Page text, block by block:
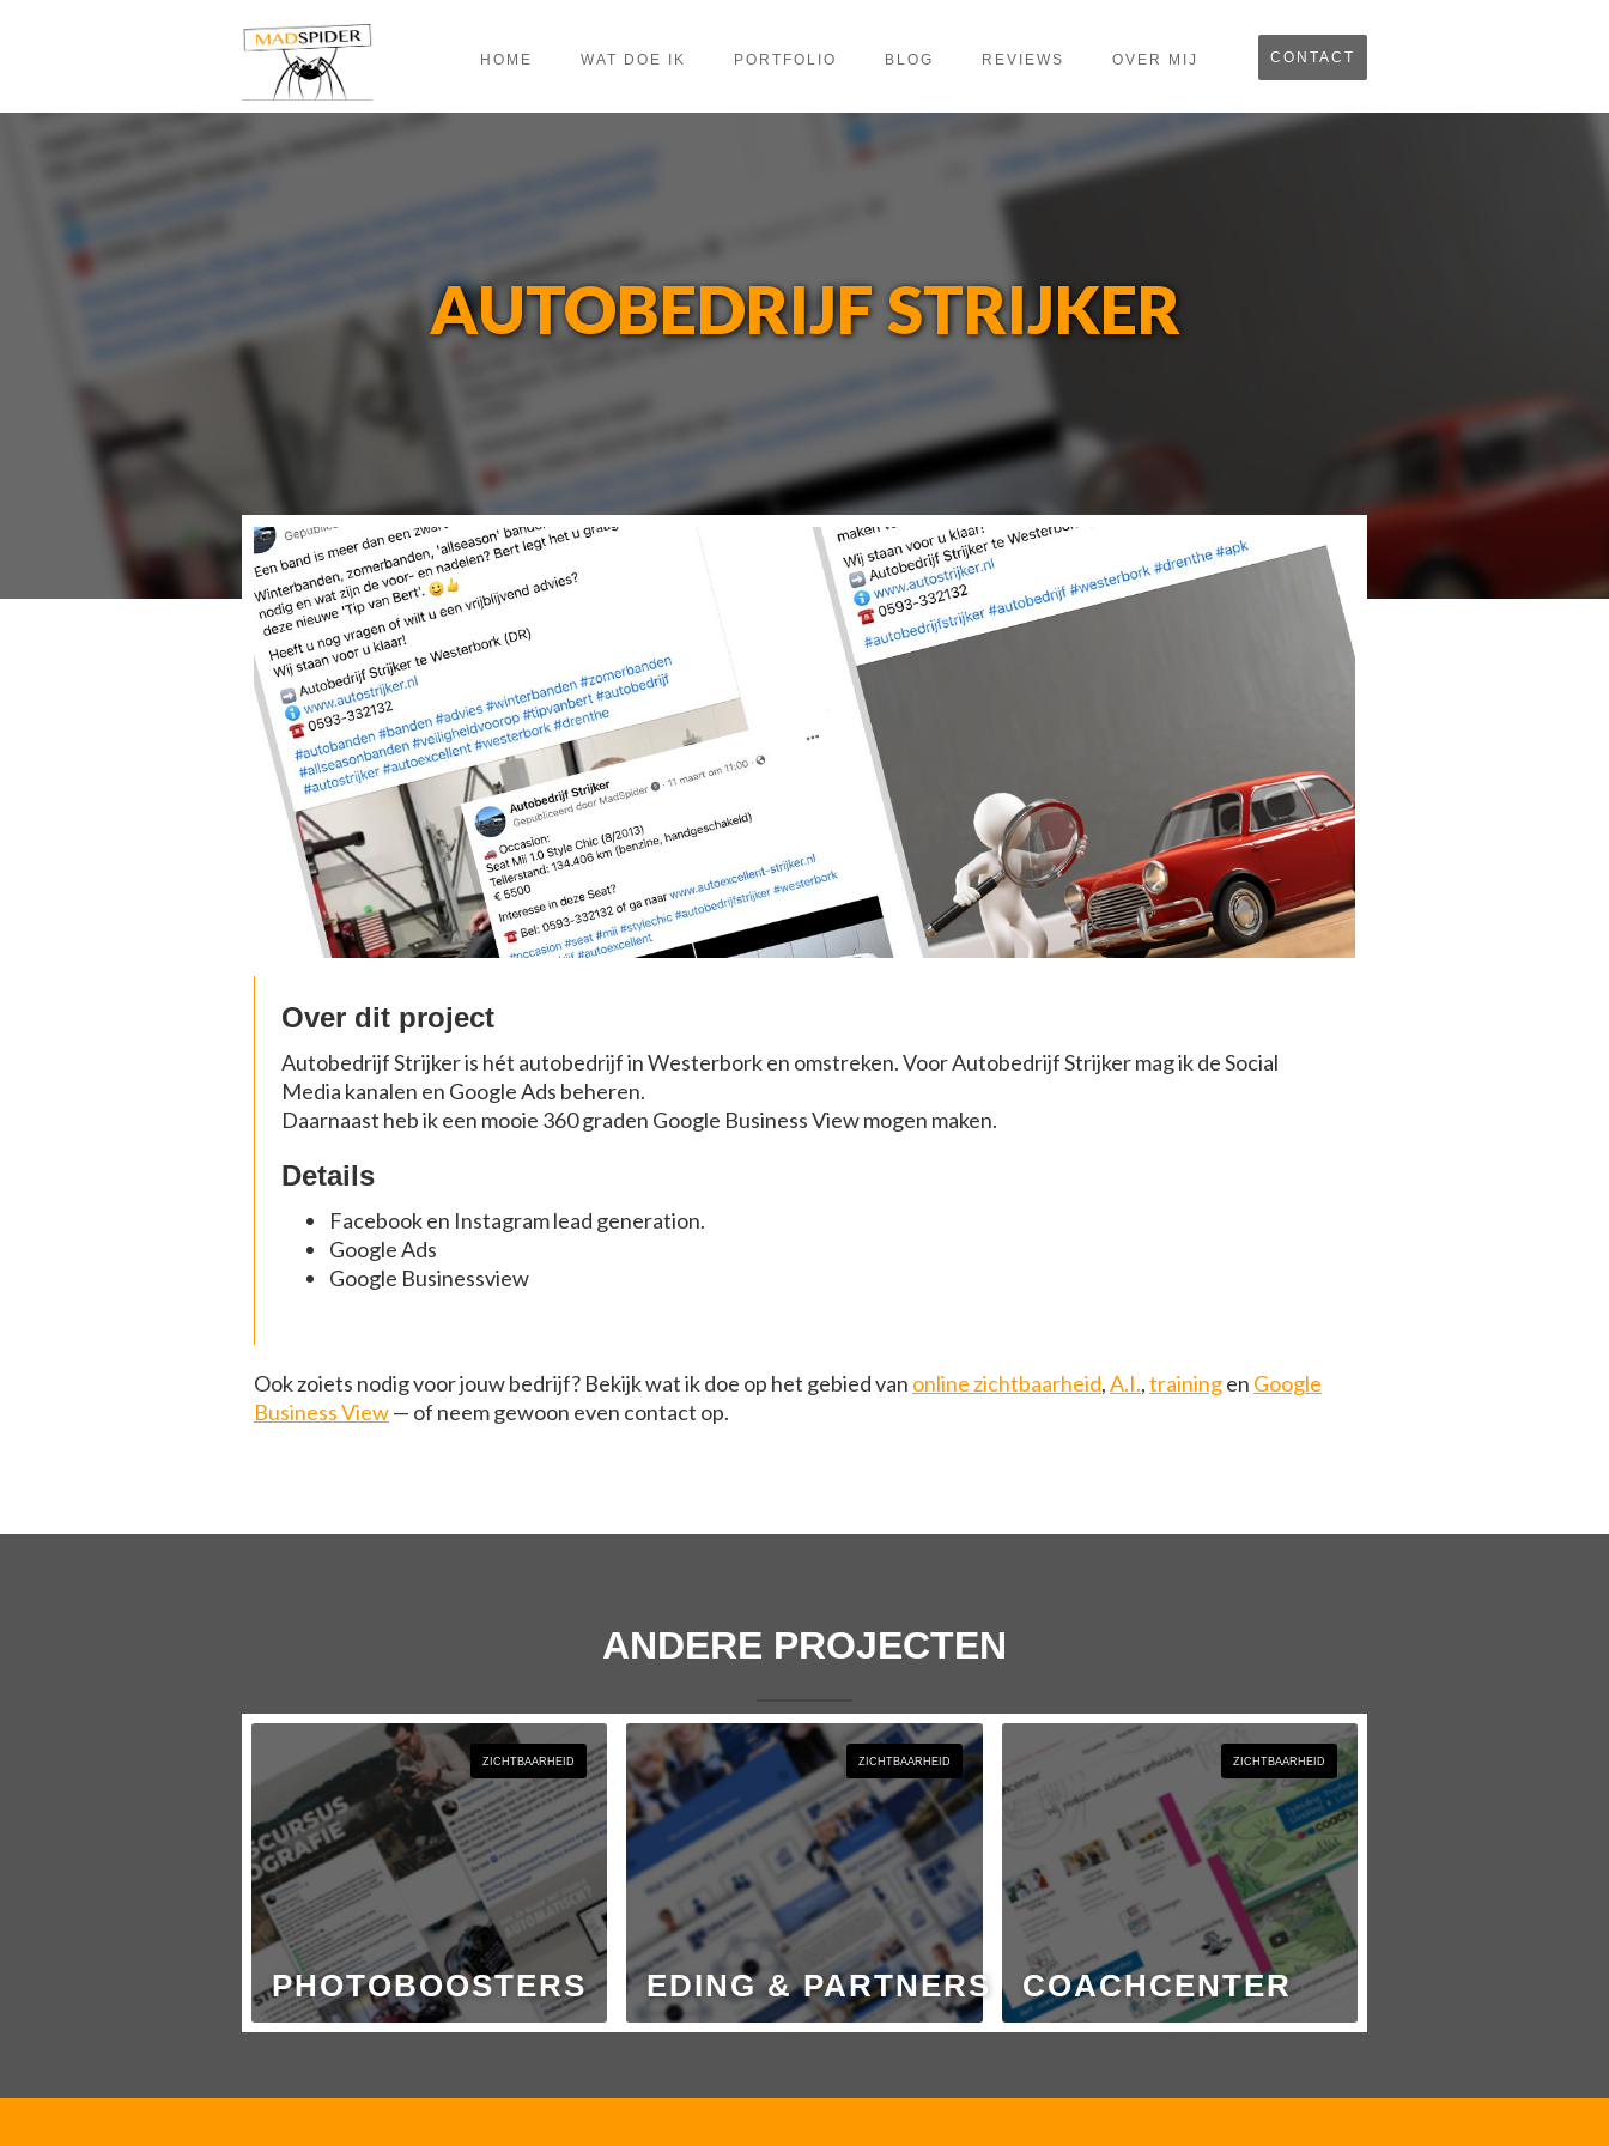
HOME WAT DOE IK PORTFOLIO BLOG REVIEWS OVER MIJ CONTACT
AUTOBEDRIJF STRIJKER
Over dit project
Autobedrijf Strijker is hét autobedrijf in Westerbork en omstreken. Voor Autobedrijf Strijker mag ik de Social
Media kanalen en Google Ads beheren.
Daarnaast heb ik een mooie 360 graden Google Business View mogen maken.
Details
Facebook en Instagram lead generation.
Google Ads
Google Businessview
Ook zoiets nodig voor jouw bedrijf? Bekijk wat ik doe op het gebied van online zichtbaarheid,A.I.,trainingen Google
Business View— of neem gewoon even contact op.
ANDERE PROJECTEN
ZICHTBAARHEID
PHOTOBOOSTERS
ZICHTBAARHEID
EDING & PARTNERS
ZICHTBAARHEID
COACHCENTER